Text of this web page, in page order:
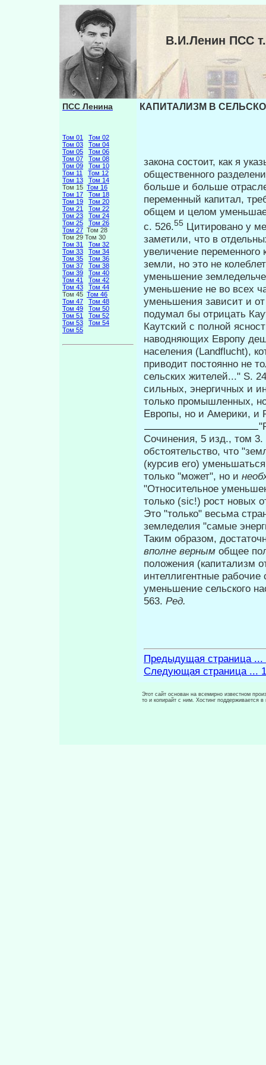
В.И.Ленин ПСС
ПСС Ленина
Том 01
Том 02
Том 03
Том 04
Том 05
Том 06
Том 07
Том 08
Том 09
Том 10
Том 11
Том 12
Том 13
Том 14
Том 15 Том 16
Том 17
Том 18
Том 19
Том 20
Том 21
Том 22
Том 23
Том 24
Том 25
Том 26
Том 27 Том 28
Том 29 Том 30
Том 31
Том 32
Том 33
Том 34
Том 35
Том 36
Том 37
Том 38
Том 39
Том 40
Том 41
Том 42
Том 43
Том 44
Том 45 Том 46
Том 47
Том 48
Том 49
Том 50
Том 51
Том 52
Том 53
Том 54
Том 55
КАПИТАЛИЗМ В
закона состоит, как я
обществен­ного
больше и больше
переменный капитал,
общем и целом
с. 526.55 Цитировано у
заметили, что в
увеличение переменного
земли, но это не
уменьшение
уменьшение не во всех
уменьшения зависит и от
подумал бы отрицать
Каутский с полной
наводняющих Европу
населения (Landflucht),
приводит постоянно не
сельских жите­лей..." S.
сильных, энергичных и
только промышленных,
Европы, но и Америки, и
Сочинения, 5 изд., том 3.
обстоятельство, что
(курсив его)
только "может", но и
"Относительное
только (sic!) рост новых
Это "только" весьма
земледелия "самые
Таким образом,
вполне верным общее
положения (капитализм
интеллигентные
уменьшение сельского
563. Ред.
Предыдущая страница ...
Следующая страница ...
Этот сайт основан на всемирно известном
то и копирайт с ним. Хостинг поддерживается